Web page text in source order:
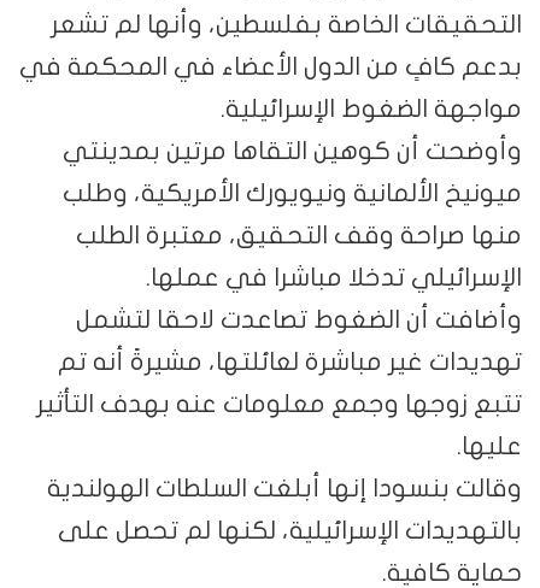
التحقيقات الخاصة بفلسطين، وأنها لم تشعر
بدعم كافٍ من الدول الأعضاء في المحكمة في
مواجهة الضغوط الإسرائيلية.
وأوضحت أن كوهين التقاها مرتين بمدينتي
ميونيخ الألمانية ونيويورك الأمريكية، وطلب
منها صراحة وقف التحقيق، معتبرة الطلب
الإسرائيلي تدخلا مباشرا في عملها.
وأضافت أن الضغوط تصاعدت لاحقا لتشمل
تهديدات غير مباشرة لعائلتها، مشيرةً أنه تم
تتبع زوجها وجمع معلومات عنه بهدف التأثير
عليها.
وقالت بنسودا إنها أبلغت السلطات الهولندية
بالتهديدات الإسرائيلية، لكنها لم تحصل على
حماية كافية.